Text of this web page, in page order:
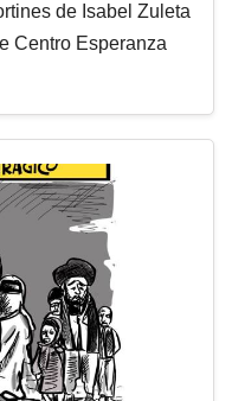
de Isabel Zuleta
Centro Esperanza